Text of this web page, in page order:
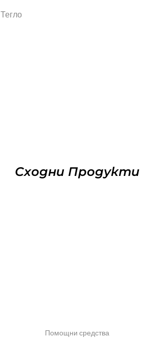
Тегло
Сходни Продукти
Помощни средства